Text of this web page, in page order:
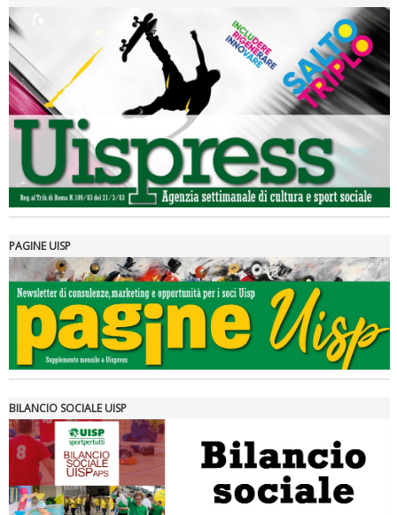
Luglio 2026: "Pensando con i piedi, si possono fare le
rivoluzioni"
Tiziano Pesce a Radio InBlu2000 traccia il bilancio della stagione
PAGINE UISP
BILANCIO SOCIALE UISP